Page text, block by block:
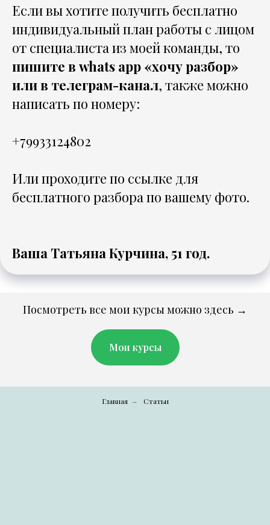
Если вы хотите получить бесплатно
индивидуальный план работы с лицом
от специалиста из моей команды, то
пишите в whats app «хочу разбор»
или в телеграм-канал, также можно
написать по номеру:
+79933124802
Или проходите по ссылке для
бесплатного разбора по вашему фото.
Ваша Татьяна Курчина, 51 год.
Посмотреть все мои курсы можно здесь →
Мои курсы
Главная → Статьи